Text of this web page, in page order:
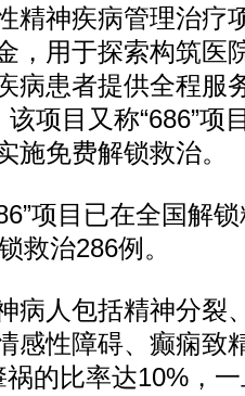
精神疾病管理治疗
，用于探索构筑
病患者提供全程服
项目又称“686”项
施免费解锁救治。
项目已在全国解锁
救治286例。
人包括精神分裂
感性障碍、癫痫致
的比率达10%，